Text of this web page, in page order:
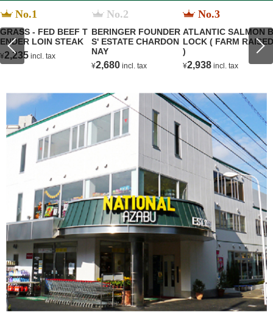
No.1
GRASS - FED BEEF T
ENDER LOIN STEAK
¥2,235 incl. tax
No.2
BERINGER FOUNDER
S' ESTATE CHARDON
NAY
¥2,680 incl. tax
No.3
ATLANTIC SALMON B
LOCK ( FARM RAISED
)
¥2,938 incl. tax